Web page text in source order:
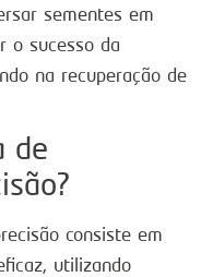
sementes em
o sucesso da
na recuperação de
de
consiste em
utilizando